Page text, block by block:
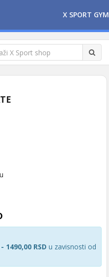
X SPORT GYM
1490,00 RSD u zavisnosti od